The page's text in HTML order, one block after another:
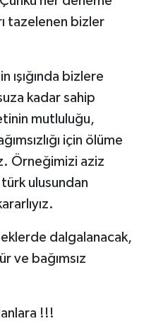
tazelenen bizler
ışığında bizlere
kadar sahip
mutluluğu,
için ölüme
Örneğimizi aziz
ulusundan
dalgalanacak,
ve bağımsız
!!!